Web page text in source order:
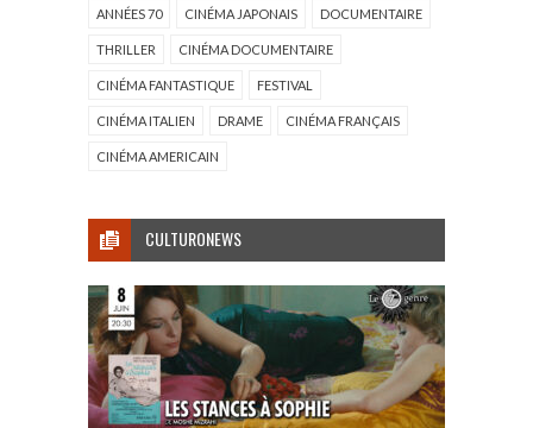
ANNÉES 70 CINÉMA JAPONAIS DOCUMENTAIRE
THRILLER CINÉMA DOCUMENTAIRE
CINÉMA FANTASTIQUE FESTIVAL
CINÉMA ITALIEN DRAME CINÉMA FRANÇAIS
CINÉMA AMERICAIN
CULTURONEWS